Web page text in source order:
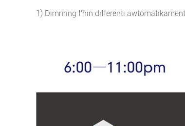
1) Dimming f'ħin differenti